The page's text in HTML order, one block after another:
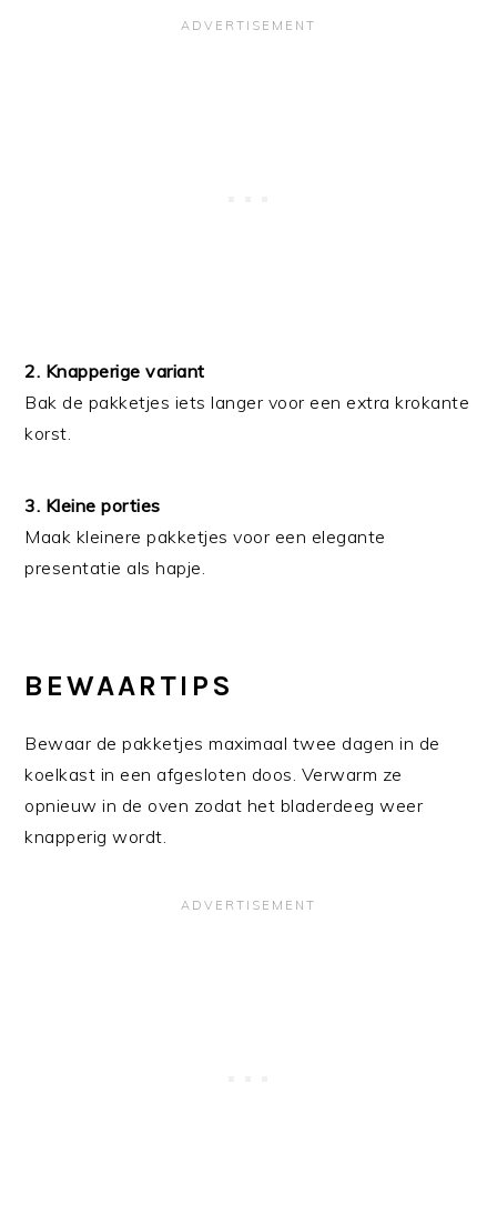
2. Knapperige variant
Bak de pakketjes iets langer voor een extra krokante
korst.
3. Kleine porties
Maak kleinere pakketjes voor een elegante
presentatie als hapje.
BEWAARTIPS
Bewaar de pakketjes maximaal twee dagen in de
koelkast in een afgesloten doos. Verwarm ze
opnieuw in de oven zodat het bladerdeeg weer
knapperig wordt.